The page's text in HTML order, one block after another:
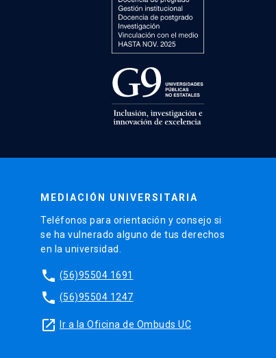
MEDIACIÓN UNIVERSITARIA
Teléfonos para orientación y consejo si
se ha vulnerado alguno de tus derechos
en la universidad.
phone (56)95504 1691
phone (56)95504 1247
launch Ir a la Oficina de Ombuds UC